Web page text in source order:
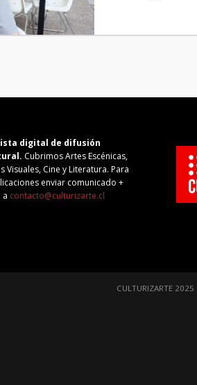
digital de difusión
Cubrimos Artes Escénicas,
Visuales, Cine y Literatura. Para
enviar comunicado +
contacto@culturizarte.cl
CULTURIZARTE 2025